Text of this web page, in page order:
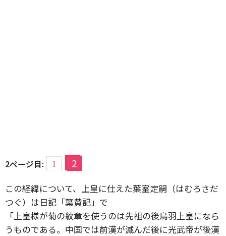
2ページ目: 1 2
この経緯について、上皇に仕えた葉室定嗣（はむろさだ
つぐ）は日記「葉黄記」で
「上皇様が菊の紋章を使うのは先祖の後鳥羽上皇になら
うものである。中国では前漢が滅んだ後に光武帝が後漢